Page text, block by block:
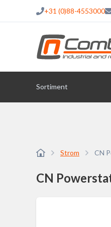
+31 (0)88-4553000
Sortiment
Strom CN
CN